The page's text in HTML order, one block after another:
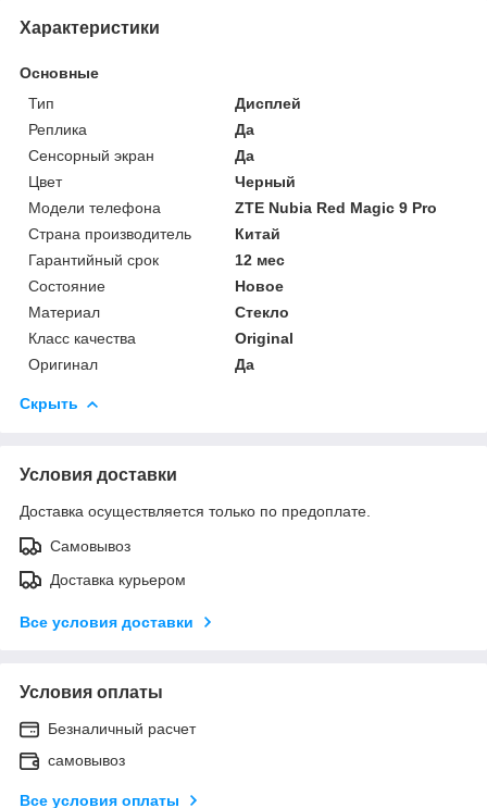
Характеристики
Основные
Тип
Дисплей
Реплика
Да
Сенсорный экран
Да
Цвет
Черный
Модели телефона
ZTE Nubia Red Magic 9 Pro
Страна производитель
Китай
Гарантийный срок
12 мес
Состояние
Новое
Материал
Стекло
Класс качества
Original
Оригинал
Да
Скрыть
Условия доставки
Доставка осуществляется только по предоплате.
Самовывоз
Доставка курьером
Все условия доставки
Условия оплаты
Безналичный расчет
самовывоз
Все условия оплаты